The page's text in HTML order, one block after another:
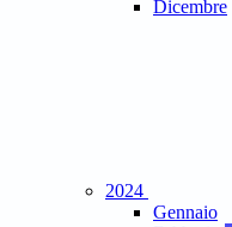
Dicembre
2024
Gennaio